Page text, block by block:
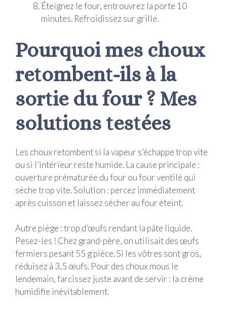
Éteignez le four, entrouvrez la porte 10
minutes. Refroidissez sur grille.
Pourquoi mes choux
retombent-ils à la
sortie du four ? Mes
solutions testées
Les choux retombent si la vapeur s’échappe trop vite
ou si l’intérieur reste humide. La cause principale :
ouverture prématurée du four ou four ventilé qui
sèche trop vite. Solution : percez immédiatement
après cuisson et laissez sécher au four éteint.
Autre piège : trop d’œufs rendant la pâte liquide.
Pesez-les ! Chez grand-père, on utilisait des œufs
fermiers pesant 55 g pièce. Si les vôtres sont gros,
réduisez à 3,5 œufs. Pour des choux mous le
lendemain, farcissez juste avant de servir : la crème
humidifie inévitablement.